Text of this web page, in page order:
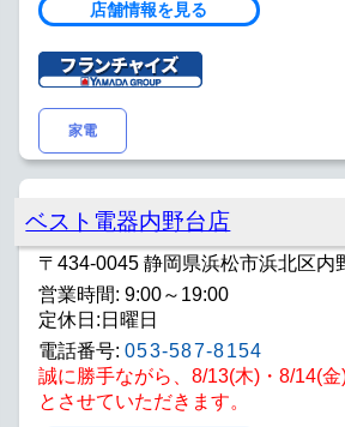
店舗情報を見る
家電
ベスト電器内野台店
〒434-0045 静岡県浜松市浜北区内
営業時間: 9:00～19:00
定休日:日曜日
電話番号: 053-587-8154
誠に勝手ながら、8/13(木)・8/14(
とさせていただきます。